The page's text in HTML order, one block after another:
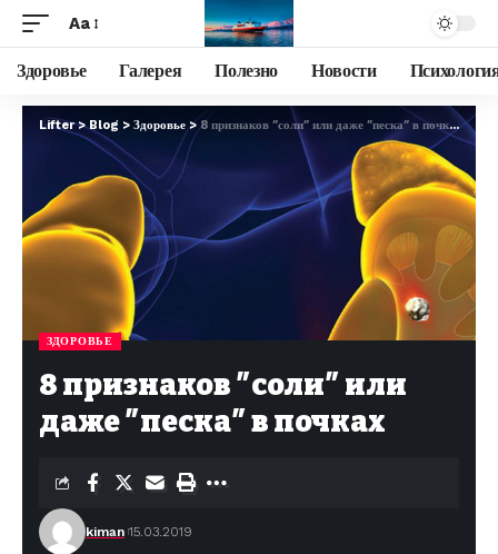
Aa
Здоровье Галерея Полезно Новости
Lifter>Blog > Здоровье> 8 признаков ″соли″ или даже ″песка″ в почках
ЗДОРОВЬЕ
8 признаков ″соли″ или
даже ″песка″ в почках
kiman 15.03.2019